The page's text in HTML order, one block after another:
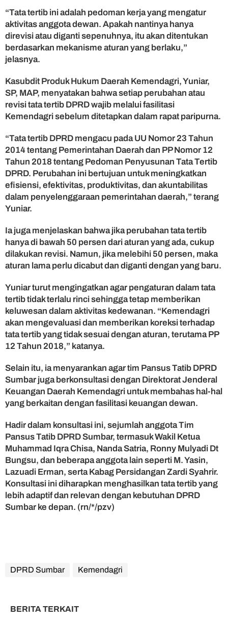
h
s
9
P
n
P
e
u
a
h
a
n
P
n
g
“Tata tertib ini adalah pedoman kerja yang mengatur
aktivitas anggota dewan. Apakah nantinya hanya
direvisi atau diganti sepenuhnya, itu akan ditentukan
berdasarkan mekanisme aturan yang berlaku,”
jelasnya.
Kasubdit Produk Hukum Daerah Kemendagri, Yuniar,
SP, MAP, menyatakan bahwa setiap perubahan atau
revisi tata tertib DPRD wajib melalui fasilitasi
Kemendagri sebelum ditetapkan dalam rapat paripurna.
“Tata tertib DPRD mengacu pada UU Nomor 23 Tahun
2014 tentang Pemerintahan Daerah dan PP Nomor 12
Tahun 2018 tentang Pedoman Penyusunan Tata Tertib
DPRD. Perubahan ini bertujuan untuk meningkatkan
efisiensi, efektivitas, produktivitas, dan akuntabilitas
dalam penyelenggaraan pemerintahan daerah,” terang
Yuniar.
Ia juga menjelaskan bahwa jika perubahan tata tertib
hanya di bawah 50 persen dari aturan yang ada, cukup
dilakukan revisi. Namun, jika melebihi 50 persen, maka
aturan lama perlu dicabut dan diganti dengan yang baru.
Yuniar turut mengingatkan agar pengaturan dalam tata
tertib tidak terlalu rinci sehingga tetap memberikan
keluwesan dalam aktivitas kedewanan. “Kemendagri
akan mengevaluasi dan memberikan koreksi terhadap
tata tertib yang tidak sesuai dengan aturan, terutama PP
12 Tahun 2018,” katanya.
Selain itu, ia menyarankan agar tim Pansus Tatib DPRD
Sumbar juga berkonsultasi dengan Direktorat Jenderal
Keuangan Daerah Kemendagri untuk membahas hal-hal
yang berkaitan dengan fasilitasi keuangan dewan.
Hadir dalam konsultasi ini, sejumlah anggota Tim
Pansus Tatib DPRD Sumbar, termasuk Wakil Ketua
Muhammad Iqra Chisa, Nanda Satria, Ronny Mulyadi Dt
Bungsu, dan beberapa anggota lain seperti M. Yasin,
Lazuadi Erman, serta Kabag Persidangan Zardi Syahrir.
Konsultasi ini diharapkan menghasilkan tata tertib yang
lebih adaptif dan relevan dengan kebutuhan DPRD
Sumbar ke depan. (rn/*/pzv)
DPRD Sumbar Kemendagri
BERITA TERKAIT